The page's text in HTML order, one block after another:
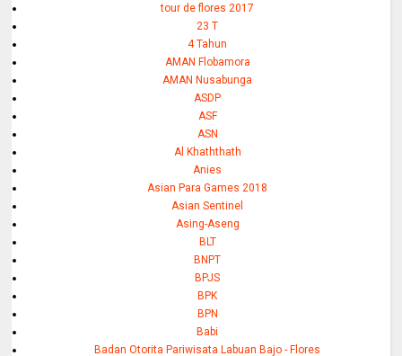
tour de flores 2017
23 T
4 Tahun
AMAN Flobamora
AMAN Nusabunga
ASDP
ASF
ASN
Al Khaththath
Anies
Asian Para Games 2018
Asian Sentinel
Asing-Aseng
BLT
BNPT
BPJS
BPK
BPN
Babi
Badan Otorita Pariwisata Labuan Bajo - Flores